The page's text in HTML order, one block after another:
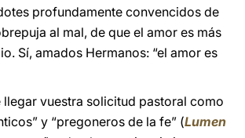
profundamente convencidos de
al mal, de que el amor es más
Sí, amados Hermanos: “el amor es
llegar vuestra solicitud pastoral como
y “pregoneros de la fe” (Lumen